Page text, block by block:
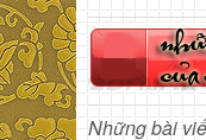
Những bài